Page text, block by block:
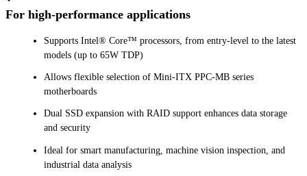
For high-performance applications
Supports Intel® Core™ processors, from entry-level to the latest
models (up to 65W TDP)
Allows flexible selection of Mini-ITX PPC-MB series
motherboards
Dual SSD expansion with RAID support enhances data storage
and security
Ideal for smart manufacturing, machine vision inspection, and
industrial data analysis